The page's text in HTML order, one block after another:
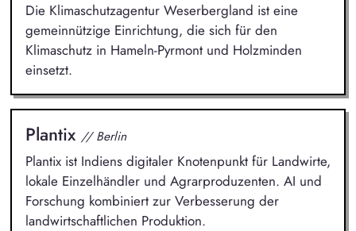
Die Klimaschutzagentur Weserbergland ist eine
gemeinnützige Einrichtung, die sich für den
Klimaschutz in Hameln-Pyrmont und Holzminden
einsetzt.
Plantix // Berlin
Plantix ist Indiens digitaler Knotenpunkt für Landwirte,
lokale Einzelhändler und Agrarproduzenten. AI und
Forschung kombiniert zur Verbesserung der
landwirtschaftlichen Produktion.